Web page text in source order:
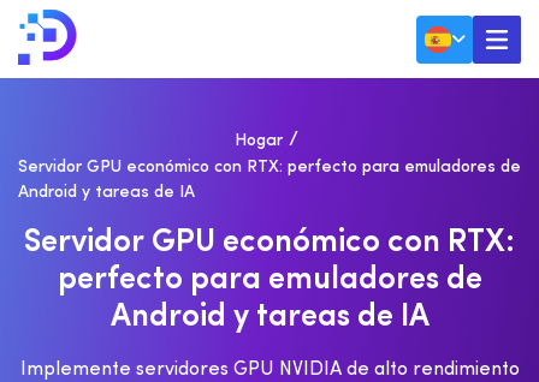
Hogar
Servidor GPU económico con RTX: perfecto para emuladores de
Android y tareas de IA
SERVIDOR GPU ECONÓMICO CON RTX:
PERFECTO PARA EMULADORES DE
ANDROID Y TAREAS DE IA
Implemente servidores GPU NVIDIA de alto rendimiento